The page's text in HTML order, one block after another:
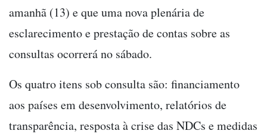
amanhã (13) e que uma nova plenária de
esclarecimento e prestação de contas sobre as
consultas ocorrerá no sábado.
Os quatro itens sob consulta são: financiamento
aos países em desenvolvimento, relatórios de
transparência, resposta à crise das NDCs e medidas